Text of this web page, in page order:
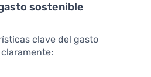
sostenible
clave del gasto